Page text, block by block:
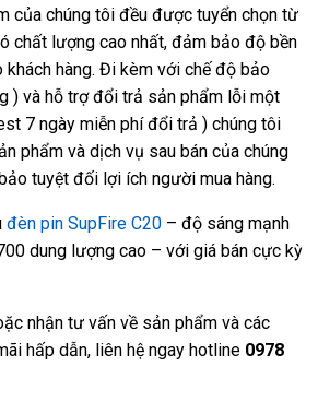
của chúng tôi đều được tuyển chọn từ
chất lượng cao nhất, đảm bảo độ bền
hàng. Đi kèm với chế độ bảo
) và hỗ trợ đổi trả sản phẩm lỗi một
7 ngày miễn phí đổi trả ) chúng tôi
phẩm và dịch vụ sau bán của chúng
tuyệt đối lợi ích người mua hàng.
đèn pin SupFire C20 – độ sáng mạnh
dung lượng cao – với giá bán cực kỳ
nhận tư vấn về sản phẩm và các
hấp dẫn, liên hệ ngay hotline 0978